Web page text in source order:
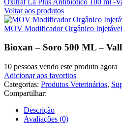
Voltar aos produtos
MOV Modificador Orgânico
Bioxan – Soro 500 ML –
10 pessoas vendo este produto agora
Adicionar aos favoritos
Categorias: Produtos Veterinários,
Compartilhar:
Descrição
Avaliações (0)